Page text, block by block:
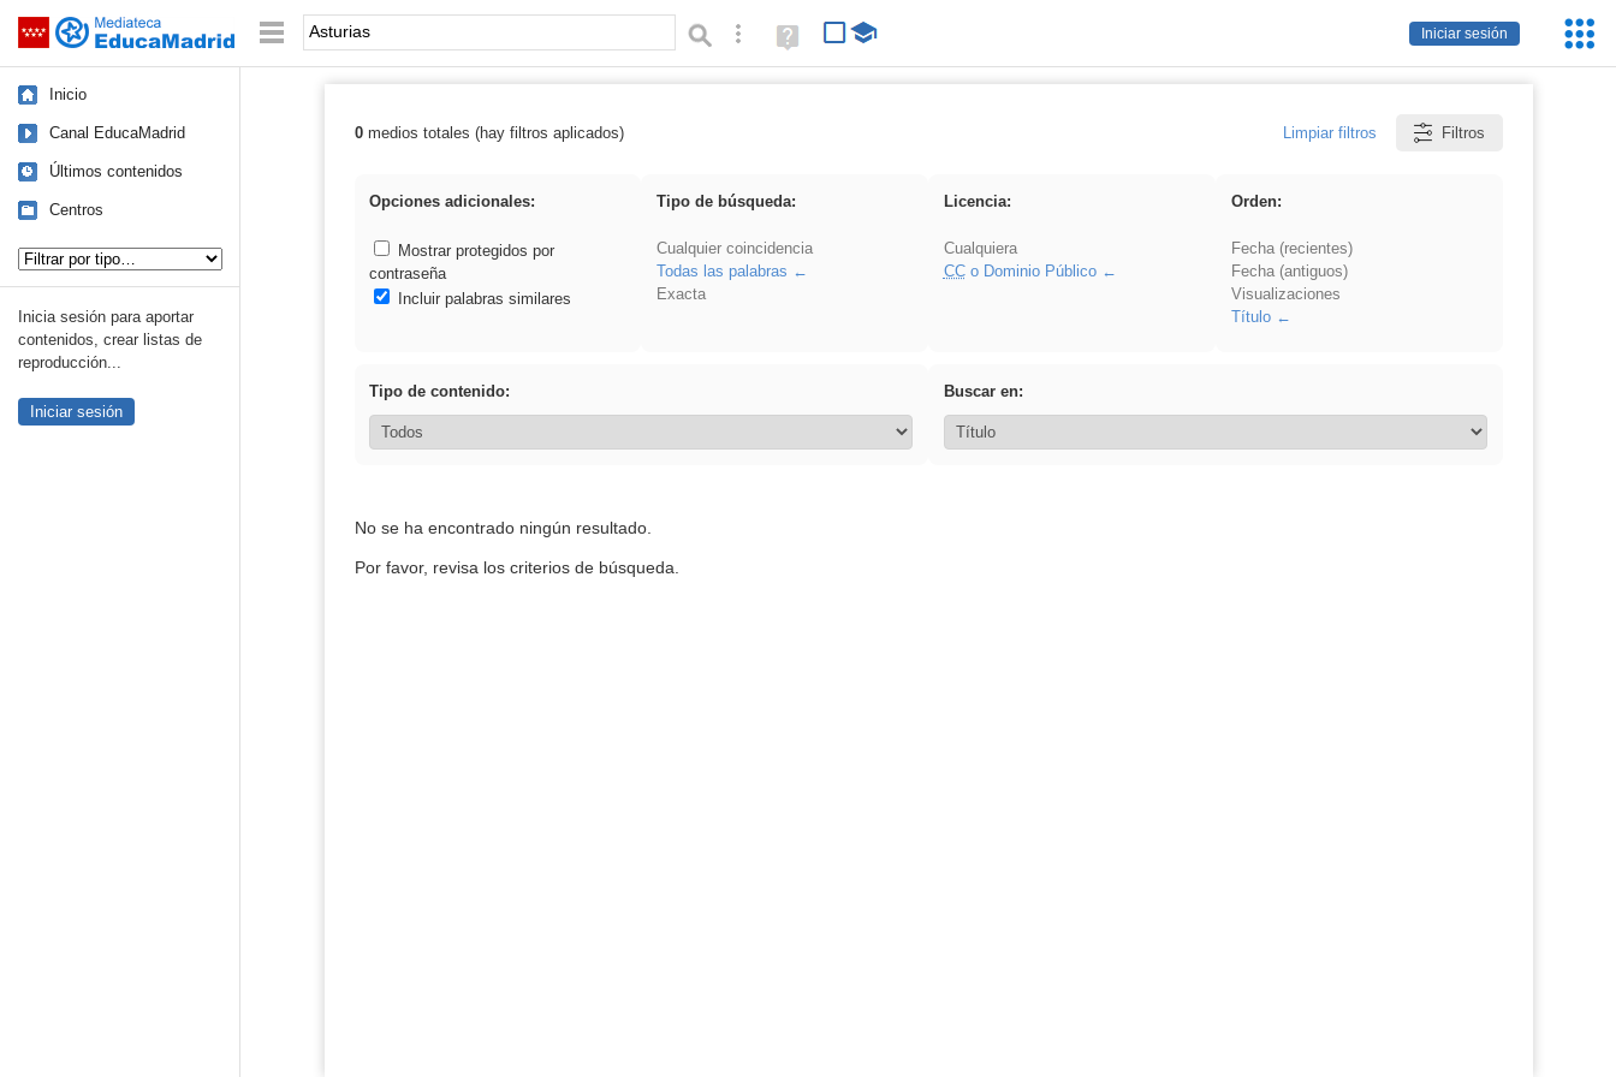
Saltar navegación
Iniciar sesión
Palabra o frase: Búsqueda avanzada
Ayuda
(en
Inicio
Canal EducaMadrid
Últimos contenidos
Centros
Inicia sesión para aportar
contenidos, crear listas de
reproducción...
Iniciar sesión
Resultados de: Asturias
0medios totales (hay filtros aplicados) Limpiar filtros Filtros
Opciones adicionales:
Mostrar protegidos por
contraseña
Incluir palabras similares
Tipo de búsqueda:
Cualquier coincidencia
Todas las palabras
Exacta
Licencia:
Cualquiera
CCo Dominio Público
Orden:
Fecha (recientes)
Fecha (antiguos)
Visualizaciones
Título
Tipo de contenido: Buscar en:
No se ha encontrado ningún resultado.
Por favor, revisa los criterios de búsqueda.